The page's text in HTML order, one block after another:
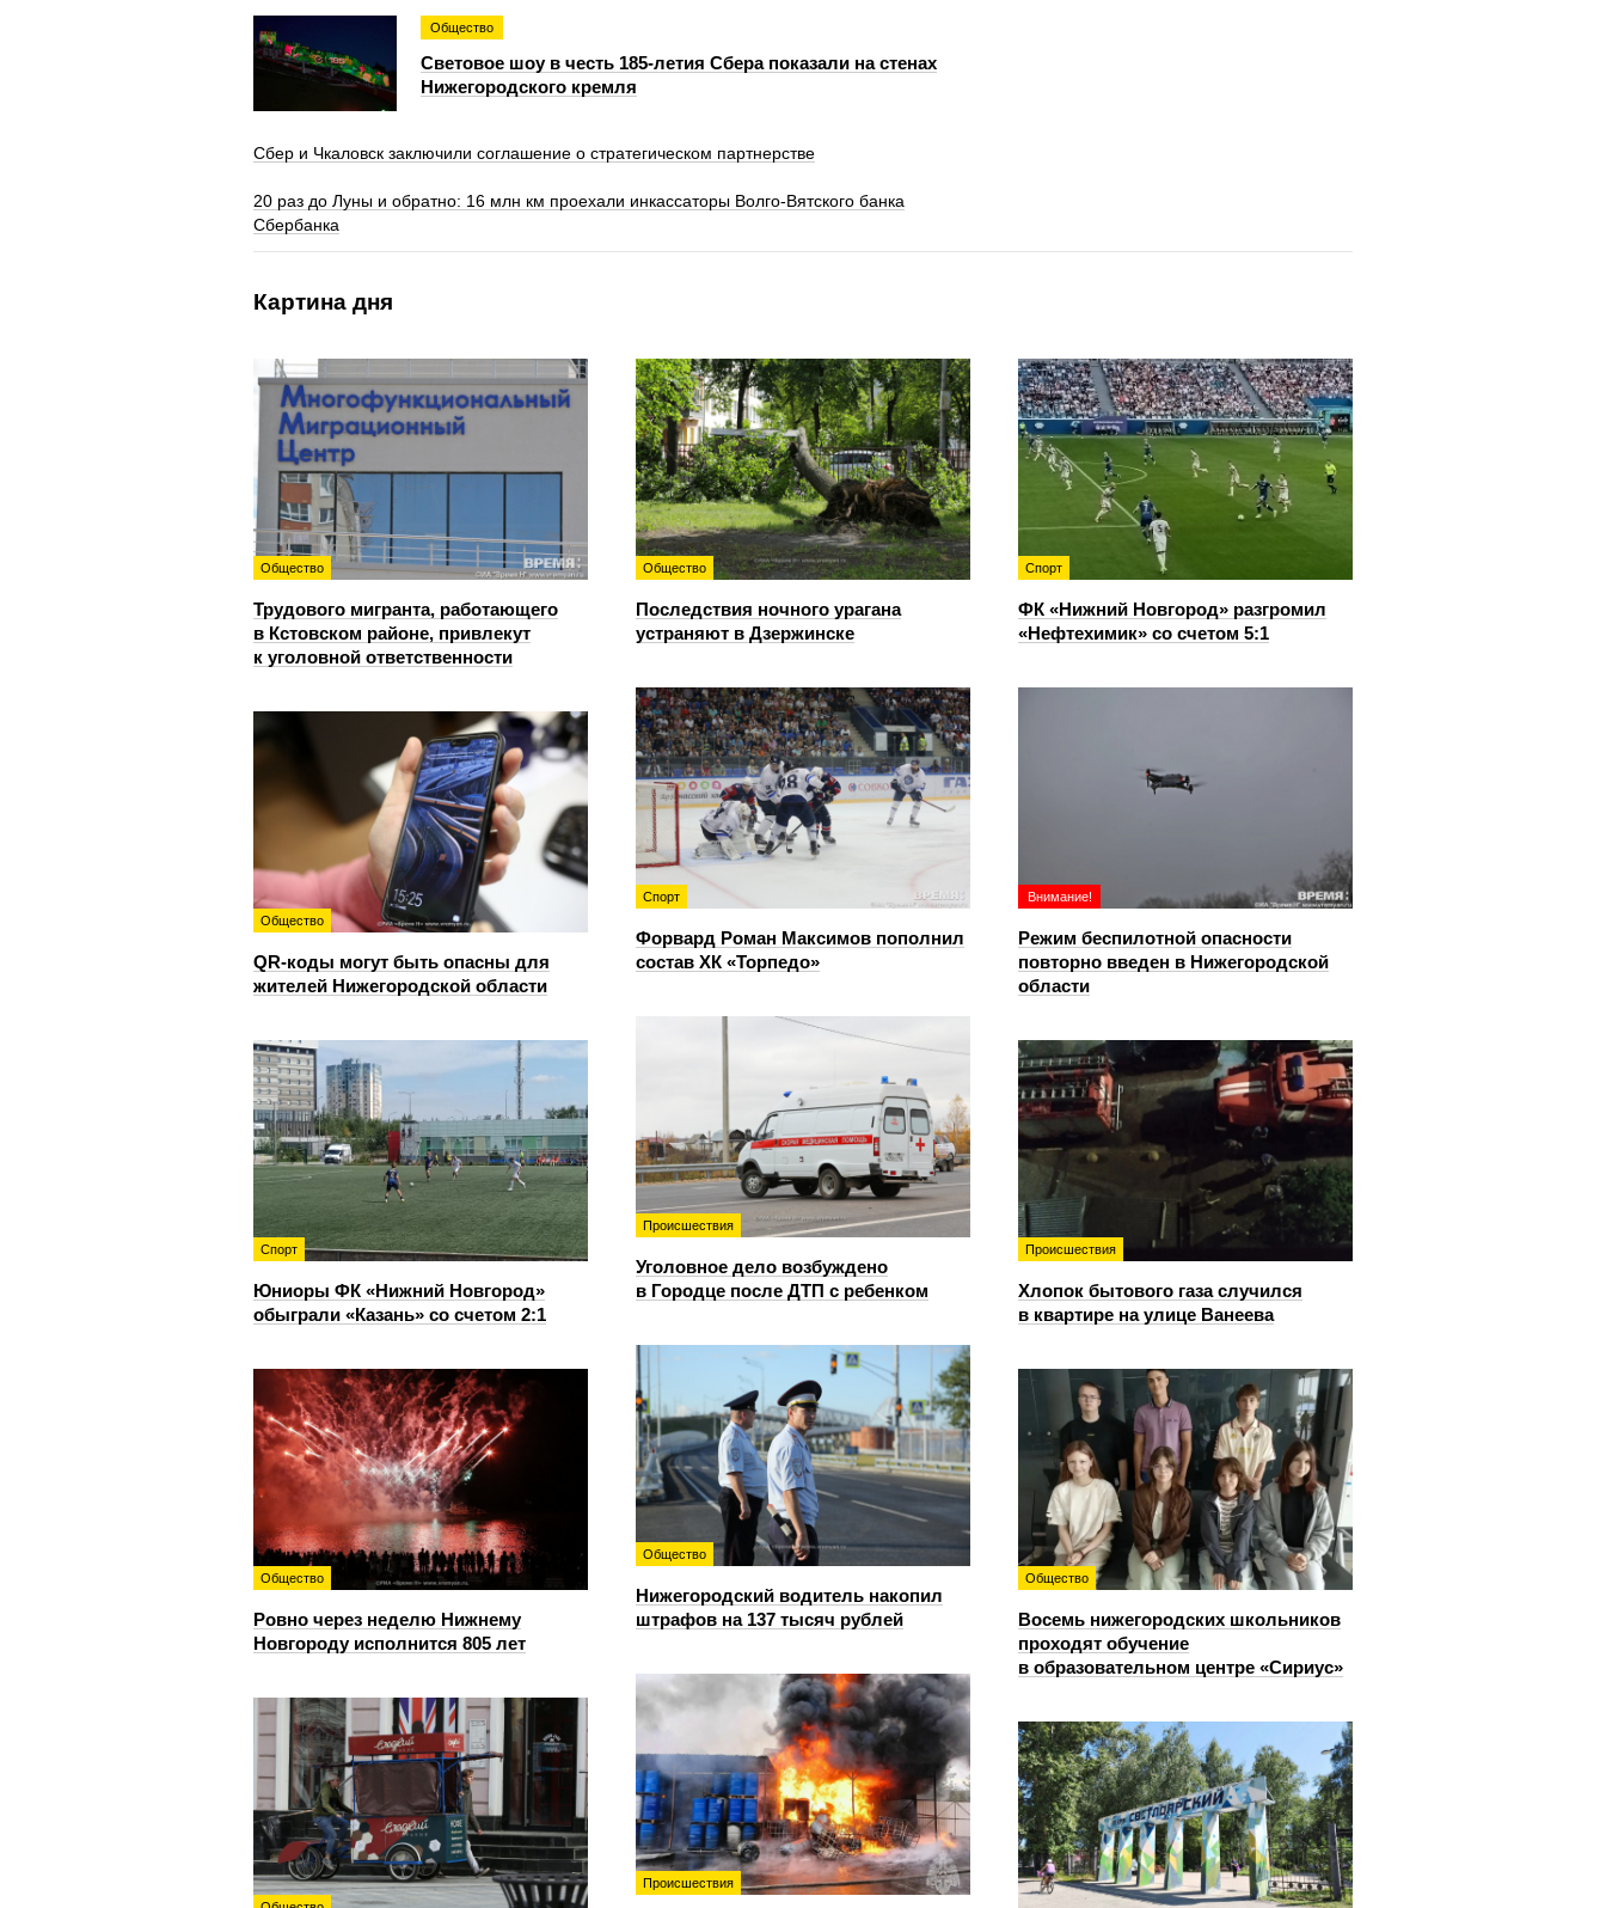
Общество
Световое шоу в честь 185-летия Сбера показали на стенах
Нижегородского кремля
Сбер и Чкаловск заключили соглашение о стратегическом партнерстве
20 раз до Луны и обратно: 16 млн км проехали инкассаторы Волго-Вятского банка
Сбербанка
Картина дня
Общество
Трудового мигранта, работающего
в Кстовском районе, привлекут
к уголовной ответственности
Общество
Последствия ночного урагана
устраняют в Дзержинске
Спорт
ФК «Нижний Новгород» разгромил
«Нефтехимик» со счетом 5:1
Спорт
Форвард Роман Максимов пополнил
состав ХК «Торпедо»
Внимание!
Режим беспилотной опасности
повторно введен в Нижегородской
области
Общество
QR-коды могут быть опасны для
жителей Нижегородской области
Происшествия
Уголовное дело возбуждено
в Городце после ДТП с ребенком
Спорт
Юниоры ФК «Нижний Новгород»
обыграли «Казань» со счетом 2:1
Происшествия
Хлопок бытового газа случился
в квартире на улице Ванеева
Общество
Нижегородский водитель накопил
штрафов на 137 тысяч рублей
Общество
Ровно через неделю Нижнему
Новгороду исполнится 805 лет
Общество
Восемь нижегородских школьников
проходят обучение
в образовательном центре «Сириус»
Происшествия